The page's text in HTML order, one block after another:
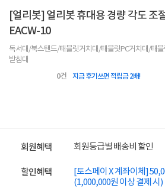
[얼리봇] 얼리봇 휴대용 경량 각도 조
EACW-10
독서대/북스탠드/태블릿거치대/태블릿PC거치대/태
받침대
0건 지금 후기쓰면 적립금 2배!
회원혜택 회원등급별 배송비 할인
할인혜택
[토스페이 X 계좌이체]
(1,000,000원 이상 결제 시)